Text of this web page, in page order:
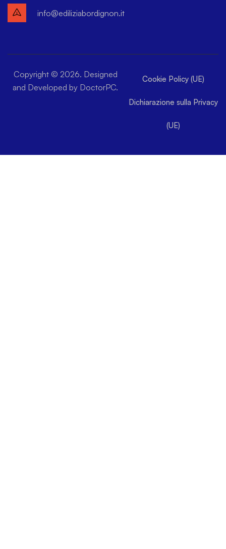
info@ediliziabordignon.it
Copyright © 2026. Designed
and Developed by DoctorPC.
Cookie Policy (UE)
Dichiarazione sulla Privacy
(UE)